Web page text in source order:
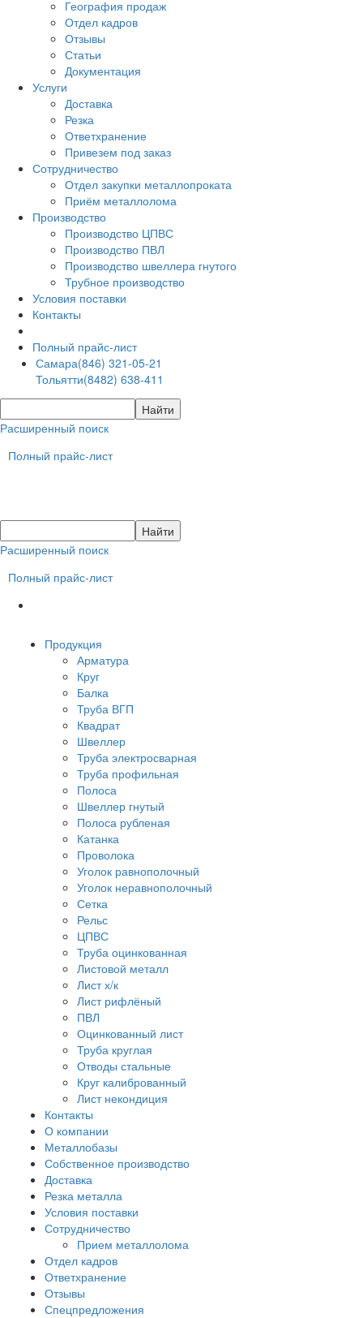
География продаж
Отдел кадров
Отзывы
Статьи
Документация
Услуги
Доставка
Резка
Ответхранение
Привезем под заказ
Сотрудничество
Отдел закупки металлопроката
Приём металлолома
Производство
Производство ЦПВС
Производство ПВЛ
Производство швеллера гнутого
Трубное производство
Условия поставки
Контакты
Полный прайс-лист
Самара(846) 321-05-21
Тольятти(8482) 638-411
Расширенный поиск
Полный прайс-лист
Расширенный поиск
Полный прайс-лист
Продукция
Арматура
Круг
Балка
Труба ВГП
Квадрат
Швеллер
Труба электросварная
Труба профильная
Полоса
Швеллер гнутый
Полоса рубленая
Катанка
Проволока
Уголок равнополочный
Уголок неравнополочный
Сетка
Рельс
ЦПВС
Труба оцинкованная
Листовой металл
Лист х/к
Лист рифлёный
ПВЛ
Оцинкованный лист
Труба круглая
Отводы стальные
Круг калиброванный
Лист некондиция
Контакты
О компании
Металлобазы
Собственное производство
Доставка
Резка металла
Условия поставки
Сотрудничество
Прием металлолома
Отдел кадров
Ответхранение
Отзывы
Спецпредложения